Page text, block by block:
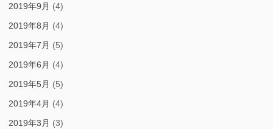
2019年9月 (4)
2019年8月 (4)
2019年7月 (5)
2019年6月 (4)
2019年5月 (5)
2019年4月 (4)
2019年3月 (3)